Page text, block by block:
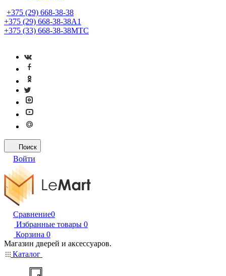
+375 (29) 668-38-38
+375 (29) 668-38-38A1
+375 (33) 668-38-38МТС
Поиск
Войти
Сравнение0
Избранные товары 0
Корзина 0
Магазин дверей и аксессуаров.
Каталог